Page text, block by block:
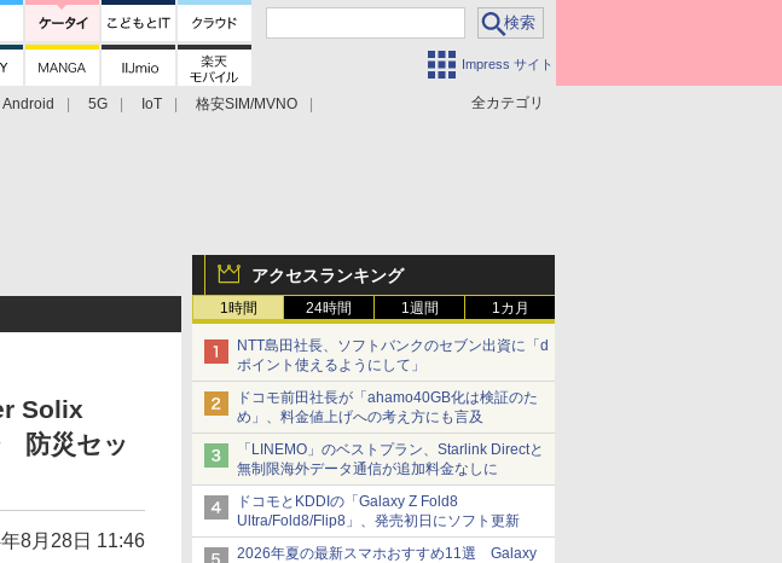
Impress サイト
全カテゴリ
Android 5G IoT
格安SIM/MVNO
アクセスランキング
1時間 24時間 1週間 1カ月
NTT島田社長、ソフトバンクのセブン出資に「d
ポイント使えるようにして」
ドコモ前田社長が「ahamo40GB化は検証のた
め」、料金値上げへの考え方にも言及
「LINEMO」のベストプラン、Starlink Directと
無制限海外データ通信が追加料金なしに
ドコモとKDDIの「Galaxy Z Fold8
Ultra/Fold8/Flip8」、発売初日にソフト更新
2026年夏の最新スマホおすすめ11選 Galaxy
Solix
防災セッ
8月28日 11:46